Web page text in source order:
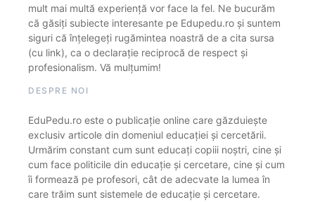
mult mai multă experiență vor face la fel. Ne bucurăm
că găsiți subiecte interesante pe Edupedu.ro și suntem
siguri că înțelegeți rugămintea noastră de a cita sursa
(cu link), ca o declarație reciprocă de respect și
profesionalism. Vă mulțumim!
DESPRE NOI
EduPedu.ro este o publicație online care găzduiește
exclusiv articole din domeniul educației și cercetării.
Urmărim constant cum sunt educați copiii noștri, cine și
cum face politicile din educație și cercetare, cine și cum
îi formează pe profesori, cât de adecvate la lumea în
care trăim sunt sistemele de educație și cercetare.